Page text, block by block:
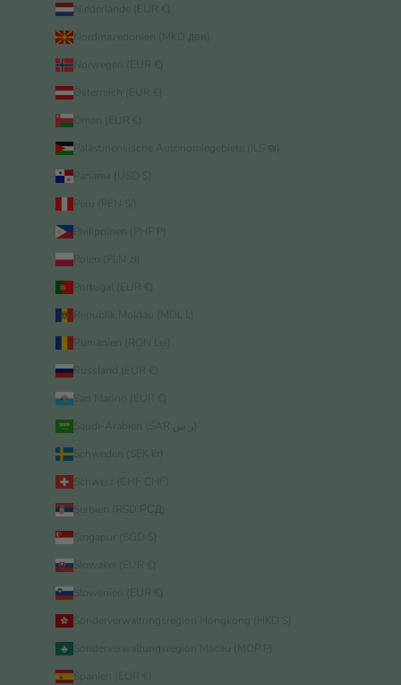
Niederlande (EUR €)
Nordmazedonien (MKD ден)
Norwegen (EUR €)
Österreich (EUR €)
Oman (EUR €)
Palästinensische Autonomiegebiete (ILS ₪)
Panama (USD $)
Peru (PEN S/)
Philippinen (PHP ₱)
Polen (PLN zł)
Portugal (EUR €)
Republik Moldau (MDL L)
Rumänien (RON Lei)
Russland (EUR €)
San Marino (EUR €)
Schweden (SEK kr)
Schweiz (CHF CHF)
Serbien (RSD РСД)
Singapur (SGD $)
Slowakei (EUR €)
Slowenien (EUR €)
Sonderverwaltungsregion Hongkong (HKD $)
Sonderverwaltungsregion Macau (MOP P)
Spanien (EUR €)